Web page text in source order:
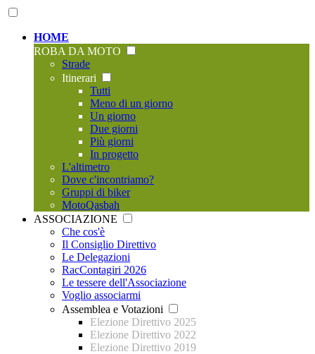
HOME
ROBA DA MOTO
Strade
Itinerari
Tutti
Meno di un giorno
Un giorno
Due giorni
Più giorni
In progetto
L'altimetro
Dove c'incontriamo?
Gruppi di biker
MotoQasbah
ASSOCIAZIONE
Che cos'è
Il Consiglio Direttivo
Le Delegazioni
RacContagiri 2026
Le tessere dell'Associazione
Voglio associarmi
Assemblea e Votazioni
Elezione Direttivo 2025
Elezione Direttivo 2022
Elezione Direttivo 2019